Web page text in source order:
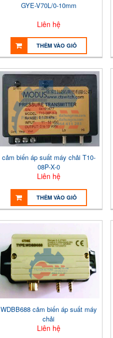
GYE-V70L/0-10mm
Liên hệ
THÊM VÀO GIỎ
cảm biến áp suất máy chải T10-
08P-X-0
Liên hệ
THÊM VÀO GIỎ
WDBB688 cảm biến áp suất máy
chải
Liên hệ